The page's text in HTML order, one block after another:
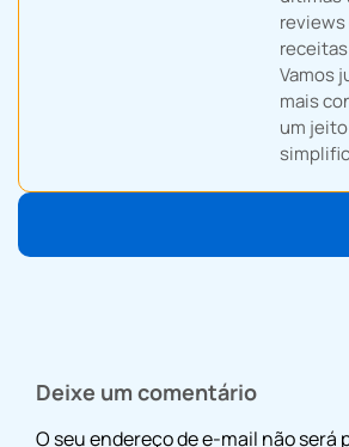
Vamos
mais
um
Deixe um comentário
O seu endereço de e-mail não será